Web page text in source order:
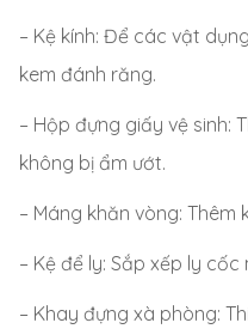
– Kệ kính: Để các vật
kem đánh răng.
– Hộp đựng giấy vệ sinh:
không bị ẩm ướt.
– Máng khăn vòng:
– Kệ để ly: Sắp xếp ly
– Khay đựng xà phòng: